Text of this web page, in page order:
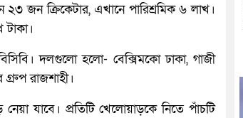
২৩ জন ক্রিকেটার, এখানে পারিশ্রমিক ৬ লাখ।
টাকা।
দলগুলো হলো- বেক্সিমকো ঢাকা, গাজী
গ্রুপ রাজশাহী।
যাবে। প্রতিটি খেলোয়াড়কে নিতে পাঁচটি